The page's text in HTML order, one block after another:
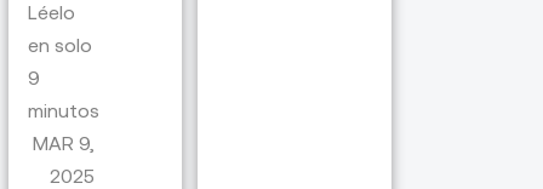
Léelo
en solo
9
minutos
MAR 9,
2025